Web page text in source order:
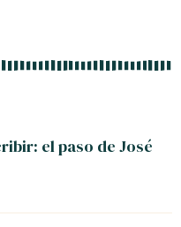
el paso de José